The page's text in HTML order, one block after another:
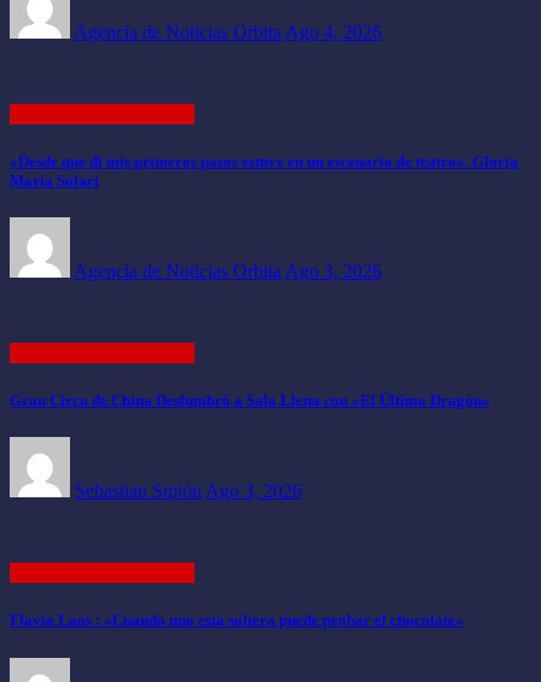
Agencia de Noticias Orbita Ago 4, 2026
«Desde que di mis primeros pasos estuve en un escenario de teatro». Gloria
María Solari
Agencia de Noticias Orbita Ago 3, 2026
Gran Circo de China Deslumbró a Sala Llena con «El Último Dragón»
Sebastian Sipión Ago 3, 2026
Flavia Laos : «Cuando uno está soltera puede probar el chocolate»